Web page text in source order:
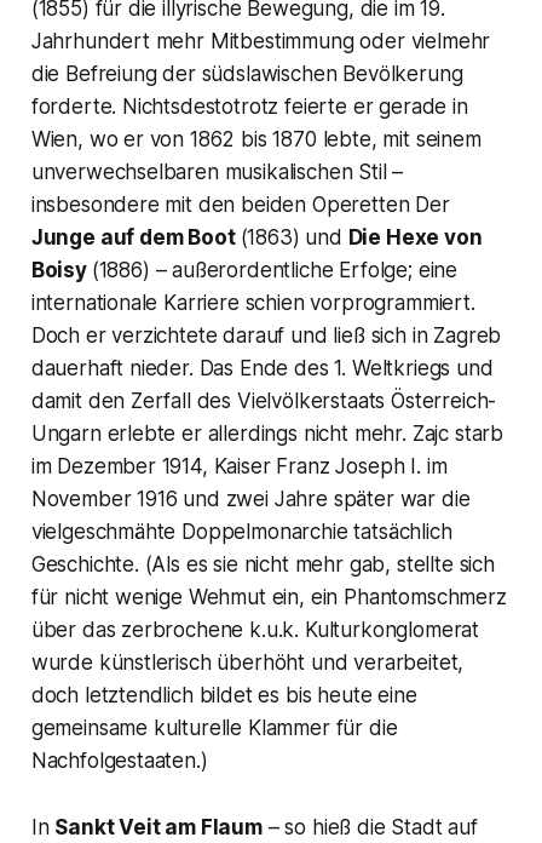
(1855) für die illyrische Bewegung, die im 19.
Jahrhundert mehr Mitbestimmung oder vielmehr
die Befreiung der südslawischen Bevölkerung
forderte. Nichtsdestotrotz feierte er gerade in
Wien, wo er von 1862 bis 1870 lebte, mit seinem
unverwechselbaren musikalischen Stil –
insbesondere mit den beiden Operetten Der
Junge auf dem Boot (1863) und Die Hexe von
Boisy (1886) – außerordentliche Erfolge; eine
internationale Karriere schien vorprogrammiert.
Doch er verzichtete darauf und ließ sich in Zagreb
dauerhaft nieder. Das Ende des 1. Weltkriegs und
damit den Zerfall des Vielvölkerstaats Österreich-
Ungarn erlebte er allerdings nicht mehr. Zajc starb
im Dezember 1914, Kaiser Franz Joseph I. im
November 1916 und zwei Jahre später war die
vielgeschmähte Doppelmonarchie tatsächlich
Geschichte. (Als es sie nicht mehr gab, stellte sich
für nicht wenige Wehmut ein, ein Phantomschmerz
über das zerbrochene k.u.k. Kulturkonglomerat
wurde künstlerisch überhöht und verarbeitet,
doch letztendlich bildet es bis heute eine
gemeinsame kulturelle Klammer für die
Nachfolgestaaten.)
In Sankt Veit am Flaum– so hieß die Stadt auf